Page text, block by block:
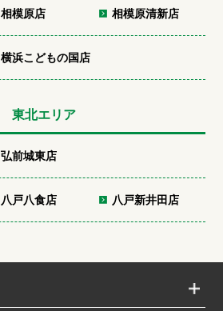
相模原店 相模原清新店
横浜こどもの国店
東北エリア
弘前城東店
八戸八食店 八戸新井田店